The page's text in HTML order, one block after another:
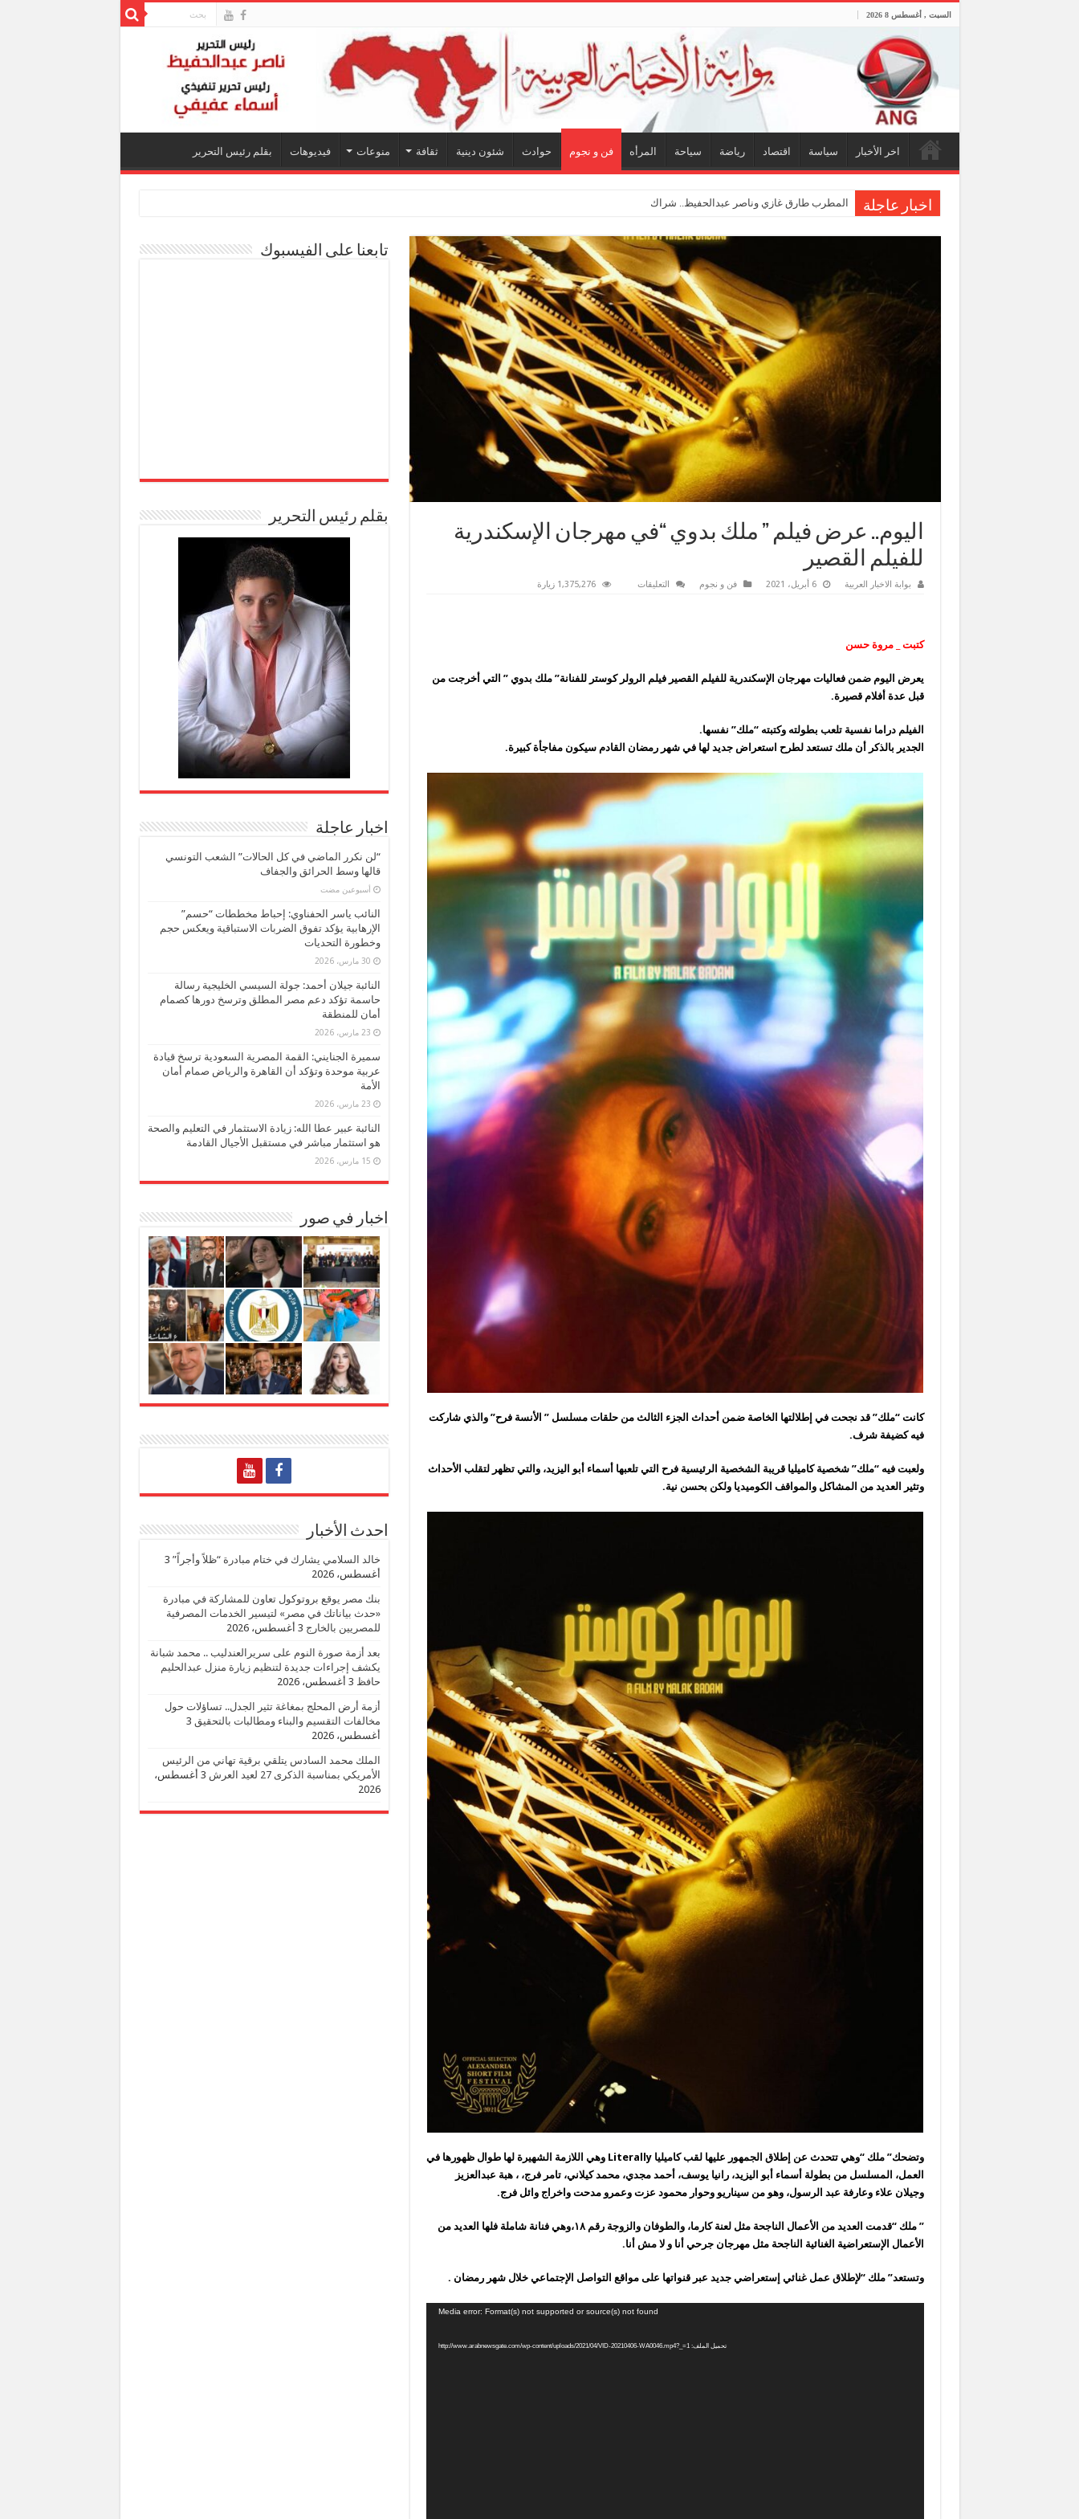
السبت , أغسطس 8 2026
اخر الأخبار سياسة اقتصاد رياضة سياحة المرأه فن و نجوم حوادث شئون دينية ثقافة منوعات فيديوهات بقلم رئيس التحرير
اخبار عاجلة المطرب طارق غازي وناصر عبدالحفيظ.. شراكة فنية ترسم ملامح مستقبل الكليب الغنائ
اليوم.. عرض فيلم ” ملك بدوي “في مهرجان الإسكندرية
للفيلم القصير
بوابة الاخبار العربية 6 أبريل، 2021 فن و نجوم التعليقات
الإسكندرية
للفيلم
1,375,276 زيارة
كتبت _ مروة حسن
يعرض اليوم ضمن فعاليات مهرجان الإسكندرية للفيلم القصير فيلم الرولر كوستر للفنانة” ملك بدوي ” التي أخرجت من
قبل عدة أفلام قصيرة.
الفيلم دراما نفسية تلعب بطولته وكتبته “ملك” نفسها.
الجدير بالذكر أن ملك تستعد لطرح استعراض جديد لها في شهر رمضان القادم سيكون مفاجأة كبيرة.
كانت “ملك” قد نجحت في إطلالتها الخاصة ضمن أحداث الجزء الثالث من حلقات مسلسل ” الأنسة فرح” والذي شاركت
فيه كضيفة شرف.
ولعبت فيه “ملك” شخصية كاميليا قريبة الشخصية الرئيسية فرح التي تلعبها أسماء أبو اليزيد، والتي تظهر لتقلب الأحداث
وتثير العديد من المشاكل والمواقف الكوميديا ولكن بحسن نية.
وتضحك” ملك “وهي تتحدث عن إطلاق الجمهور عليها لقب كاميليا Literally وهي اللازمة الشهيرة لها طوال ظهورها في
العمل، المسلسل من بطولة أسماء أبو اليزيد، رانيا يوسف، أحمد مجدي، محمد كيلاني، تامر فرج، ، هبة عبدالعزيز
وجيلان علاء وعارفة عبد الرسول، وهو من سيناريو وحوار محمود عزت وعمرو مدحت واخراج وائل فرج.
” ملك “قدمت العديد من الأعمال الناجحة مثل لعنة كارما، والطوفان والزوجة رقم ١٨،وهي فنانة شاملة فلها العديد من
الأعمال الإستعراضية الغنائية الناجحة مثل مهرجان جرحي أنا و لا مش أنا.
وتستعد” ملك “لإطلاق عمل غنائي إستعراضي جديد عبر قنواتها على مواقع التواصل الإجتماعي خلال شهر رمضان .
Media error: Format(s) not supported or source(s) not found
تحميل الملف: http://www.arabnewsgate.com/wp-content/uploads/2021/04/VID-20210406-WA0046.mp4?_=1
تابعنا على الفيسبوك
بقلم رئيس التحرير
اخبار عاجلة
“لن نكرر الماضي في كل الحالات” الشعب التونسي
قالها وسط الحرائق والجفاف
‏أسبوعين مضت
النائب ياسر الحفناوي: إحباط مخططات “حسم”
الإرهابية يؤكد تفوق الضربات الاستباقية ويعكس حجم
وخطورة التحديات
30 مارس، 2026
النائبة جيلان أحمد: جولة السيسي الخليجية رسالة
حاسمة تؤكد دعم مصر المطلق وترسخ دورها كصمام
أمان للمنطقة
23 مارس، 2026
سميرة الجنايني: القمة المصرية السعودية ترسخ قيادة
عربية موحدة وتؤكد أن القاهرة والرياض صمام أمان
الأمة
23 مارس، 2026
النائبة عبير عطا الله: زيادة الاستثمار في التعليم والصحة
هو استثمار مباشر في مستقبل الأجيال القادمة
15 مارس، 2026
اخبار في صور
احدث الأخبار
خالد السلامي يشارك في ختام مبادرة “ظلاً وأجراً” 3
أغسطس، 2026
بنك مصر يوقع بروتوكول تعاون للمشاركة في مبادرة
«حدث بياناتك في مصر» لتيسير الخدمات المصرفية
للمصريين بالخارج 3 أغسطس، 2026
بعد أزمة صورة النوم على سريرالعندليب .. محمد شبانة
يكشف إجراءات جديدة لتنظيم زيارة منزل عبدالحليم
حافظ 3 أغسطس، 2026
أزمة أرض المحلج بمغاغة تثير الجدل.. تساؤلات حول
مخالفات التقسيم والبناء ومطالبات بالتحقيق 3
أغسطس، 2026
الملك محمد السادس يتلقي برقية تهاني من الرئيس
الأمريكي بمناسبة الذكرى 27 لعيد العرش
3 أغسطس،
2026